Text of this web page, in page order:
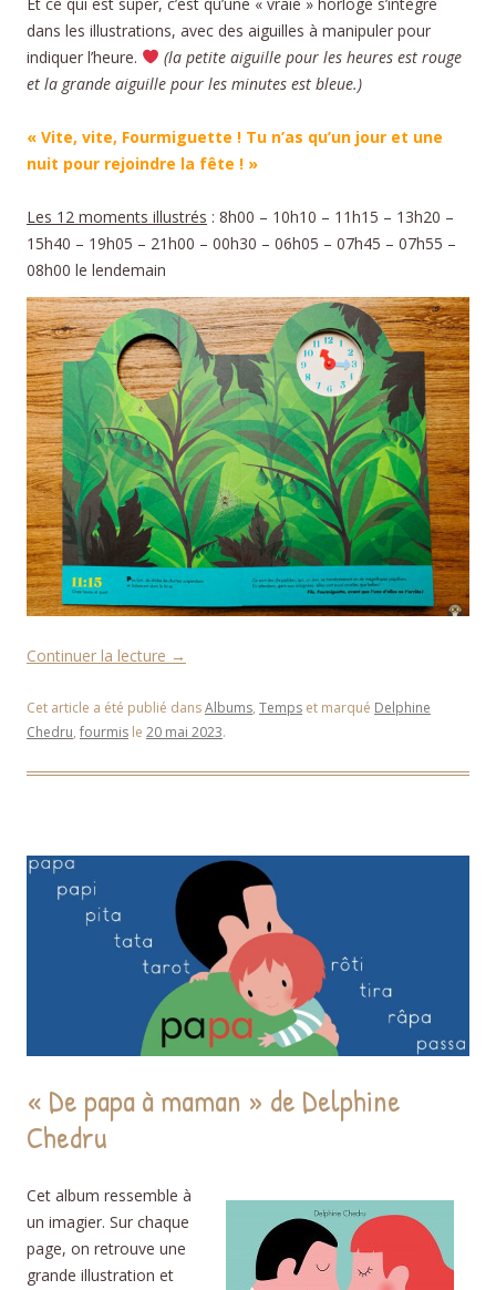
dans les illustrations, avec des aiguilles à manipuler pour
indiquer l’heure.
(la petite aiguille pour les heures est rouge
et la grande aiguille pour les minutes est bleue.)
« Vite, vite, Fourmiguette ! Tu n’as qu’un jour et une
nuit pour rejoindre la fête ! »
Les 12 moments illustrés : 8h00 – 10h10 – 11h15 – 13h20 –
15h40 – 19h05 – 21h00 – 00h30 – 06h05 – 07h45 – 07h55 –
08h00 le lendemain
Continuer la lecture →
Cet article a été publié dansAlbums, Temps et marqué Delphine
Chedru, fourmis le 20 mai 2023.
« De papa à maman » de Delphine
Chedru
Cet album ressemble à
un imagier. Sur chaque
page, on retrouve une
grande illustration et